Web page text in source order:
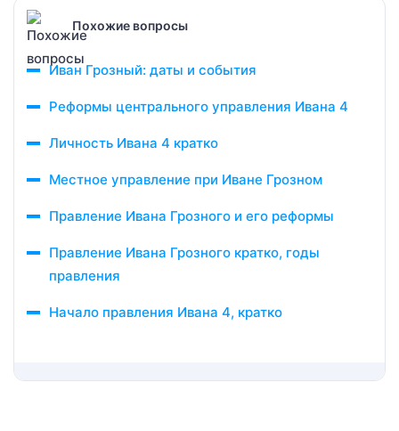
Похожие вопросы
Иван Грозный: даты и события
Реформы центрального управления Ивана 4
Личность Ивана 4 кратко
Местное управление при Иване Грозном
Правление Ивана Грозного и его реформы
Правление Ивана Грозного кратко, годы
правления
Начало правления Ивана 4, кратко